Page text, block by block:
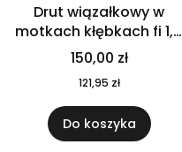
Drut wiązałkowy w
motkach kłębkach fi 1,4
mm 20 kg
150,00 zł
121,95 zł
Do koszyka